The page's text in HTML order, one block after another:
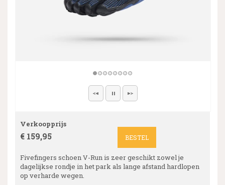
Verkoopprijs
€ 159,95 BESTEL
Fivefingers schoen V-Run is zeer geschikt zowel je
dagelijkse rondje in het park als lange afstand hardlopen
op verharde wegen.